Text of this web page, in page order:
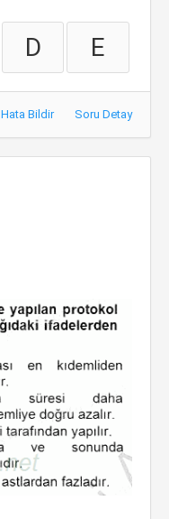
D E
Hata Bildir Soru Detay